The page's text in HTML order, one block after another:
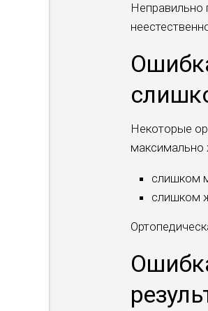
Неправильно
Некоторые
максимально
слишком
слишком